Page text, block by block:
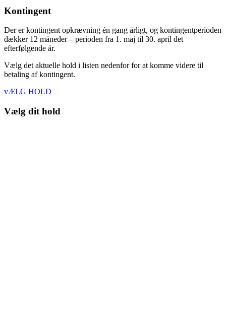
Kontingent
Der er kontingent opkrævning én gang årligt, og kontingentperioden
dækker 12 måneder – perioden fra 1. maj til 30. april det
efterfølgende år.
Vælg det aktuelle hold i listen nedenfor for at komme videre til
betaling af kontingent.
vÆLG HOLD
Vælg dit hold